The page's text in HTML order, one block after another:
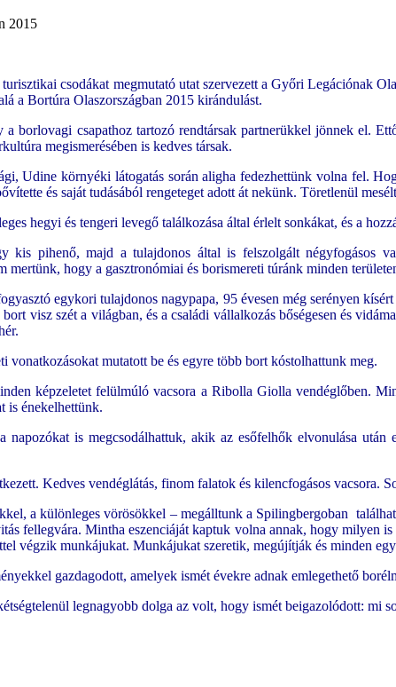
2015
csodákat megmutató utat szervezett a Győri Legációnak
a Bortúra Olaszországban 2015 kirándulást.
csapathoz tartozó rendtársak partnerükkel jönnek el.
megismerésében is kedves társak.
Udine környéki látogatás során aligha fedezhettünk volna fel.
és saját tudásából rengeteget adott át nekünk. Töretlenül
hegyi és tengeri levegő találkozása által érlelt sonkákat, és a
pihenő, majd a tulajdonos által is felszolgált négyfogásos
hogy a gasztronómiai és borismereti túránk minden
egykori tulajdonos nagypapa, 95 évesen még serényen
visz szét a világban, és a családi vállalkozás bőségesen és
mutatott be és egyre több bort kóstolhattunk meg.
képzeletet felülmúló vacsora a Ribolla Giolla vendéglőben.
is énekelhettünk.
is megcsodálhattuk, akik az esőfelhők elvonulása
Kedves vendéglátás, finom falatok és kilencfogásos vacsora.
a különleges vörösökkel – megálltunk a Spilingbergoban
fellegvára. Mintha eszenciáját kaptuk volna annak, hogy milyen
végzik munkájukat. Munkájukat szeretik, megújítják és minden
gazdagodott, amelyek ismét évekre adnak emlegethető
legnagyobb dolga az volt, hogy ismét beigazolódott: mi